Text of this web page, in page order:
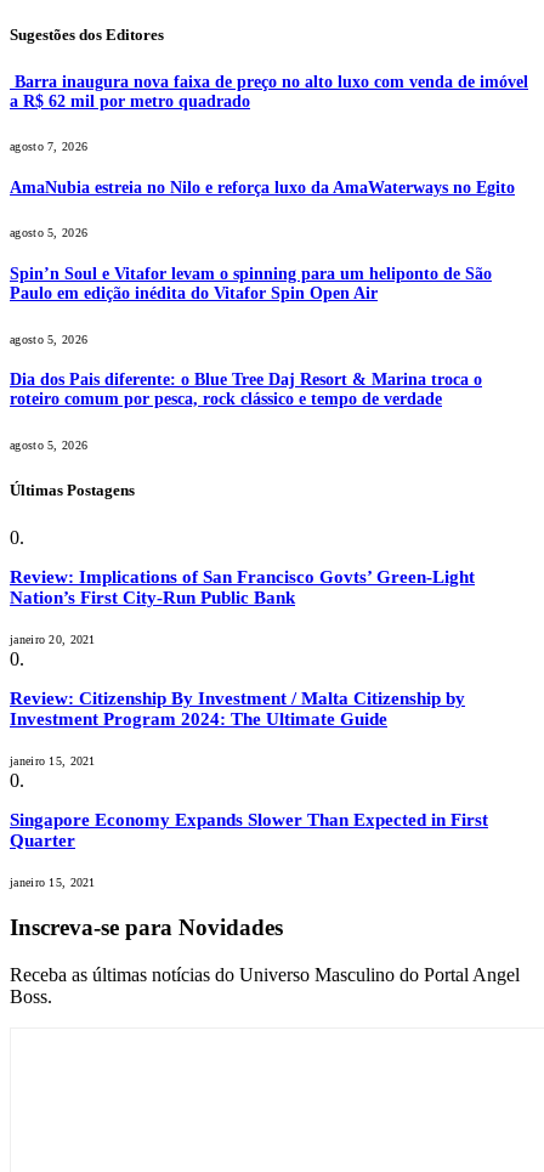
Sugestões dos Editores
Barra inaugura nova faixa de preço no alto luxo com venda de imóvel
a R$ 62 mil por metro quadrado
agosto 7, 2026
AmaNubia estreia no Nilo e reforça luxo da AmaWaterways no Egito
agosto 5, 2026
Spin’n Soul e Vitafor levam o spinning para um heliponto de São
Paulo em edição inédita do Vitafor Spin Open Air
agosto 5, 2026
Dia dos Pais diferente: o Blue Tree Daj Resort & Marina troca o
roteiro comum por pesca, rock clássico e tempo de verdade
agosto 5, 2026
Últimas Postagens
Review: Implications of San Francisco Govts’ Green-Light
Nation’s First City-Run Public Bank
janeiro 20, 2021
Review: Citizenship By Investment / Malta Citizenship by
Investment Program 2024: The Ultimate Guide
janeiro 15, 2021
Singapore Economy Expands Slower Than Expected in First
Quarter
janeiro 15, 2021
Inscreva-se para Novidades
Receba as últimas notícias do Universo Masculino do Portal Angel
Boss.